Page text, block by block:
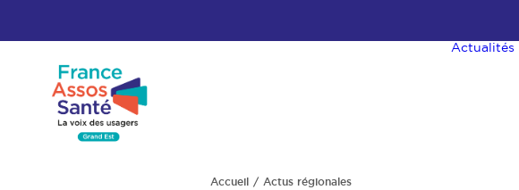
Actualités
Accueil Actus régionales